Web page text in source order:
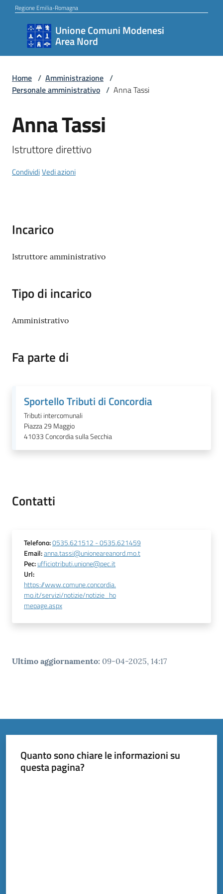
Vai al contenuto
Vai alla navigazione
Vai al footer
Regione Emilia-Romagna
Unione Comuni Modenesi
Area Nord
Unione
Comuni
Area
Nord
Novità
Documenti
Scopri
Tutti
argomenti...
Seguici
Home / Amministrazione /
Personale amministrativo / Anna Tassi
Salta al contenuto
Anna Tassi
Istruttore direttivo
CondividiVedi azioni
Incarico
Istruttore amministrativo
Tipo di incarico
Amministrativo
Fa parte di
Sportello Tributi di Concordia
Tributi intercomunali
Piazza 29 Maggio
41033Concordia sulla Secchia
Contatti
Telefono:0535.621512 - 0535.621459
Email:anna.tassi@unioneareanord.mo.t
Pec:ufficiotributi.unione@pec.it
Url:
https://www.comune.concordia.
mo.it/servizi/notizie/notizie_ho
mepage.aspx
Ultimo aggiornamento: 09-04-2025, 14:17
Quanto sono chiare le informazioni su
questa pagina?